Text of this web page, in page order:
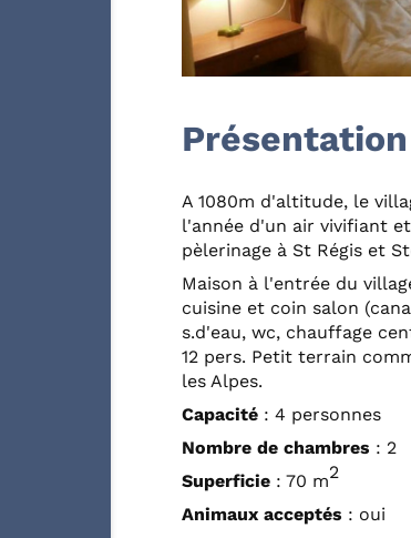
Présentation
A 1080m d'altitude, le
l'année d'un air vivifiant
pèlerinage à St Régis et
Maison à l'entrée du
cuisine et coin salon
s.d'eau, wc, chauffage
12 pers. Petit terrain
les Alpes.
Capacité : 4 personnes
Nombre de chambres : 2
Superficie : 70 m2
Animaux acceptés : oui